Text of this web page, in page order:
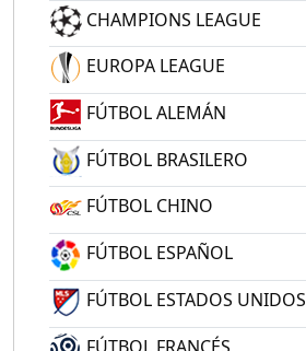
CHAMPIONS LEAGUE
EUROPA LEAGUE
FÚTBOL ALEMÁN
FÚTBOL BRASILERO
FÚTBOL CHINO
FÚTBOL ESPAÑOL
FÚTBOL ESTADOS UNIDOS
FÚTBOL FRANCÉS